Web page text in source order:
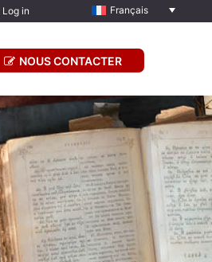
Français
Log in
NOUS CONTACTER